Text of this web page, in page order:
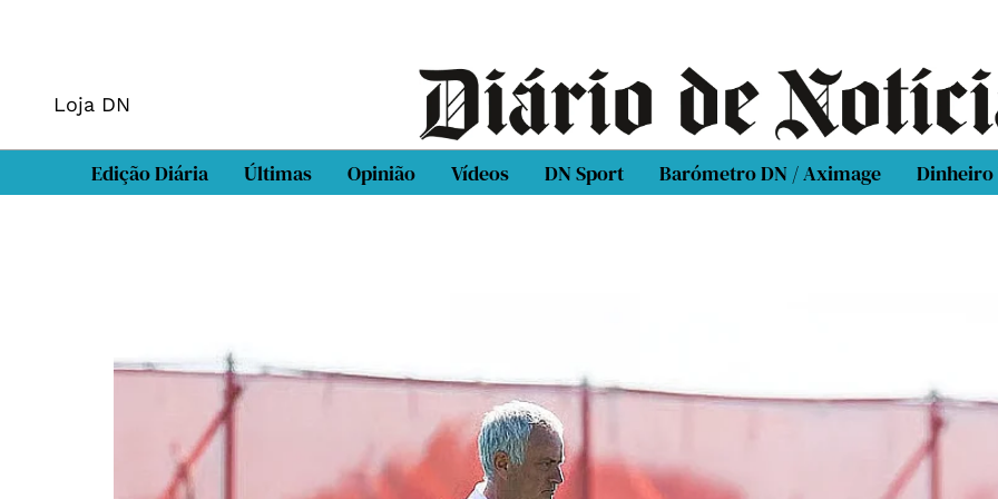
Loja DN
Edição Diária Últimas Opinião Vídeos DN Sport Barómetro DN / Aximage Dinheiro